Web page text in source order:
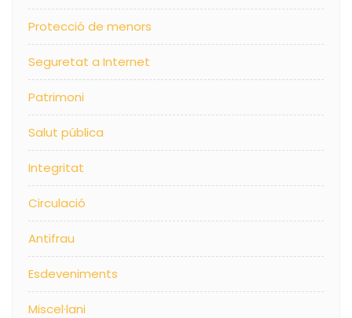
Protecció de menors
Seguretat a Internet
Patrimoni
Salut pública
Integritat
Circulació
Antifrau
Esdeveniments
Miscel·lani